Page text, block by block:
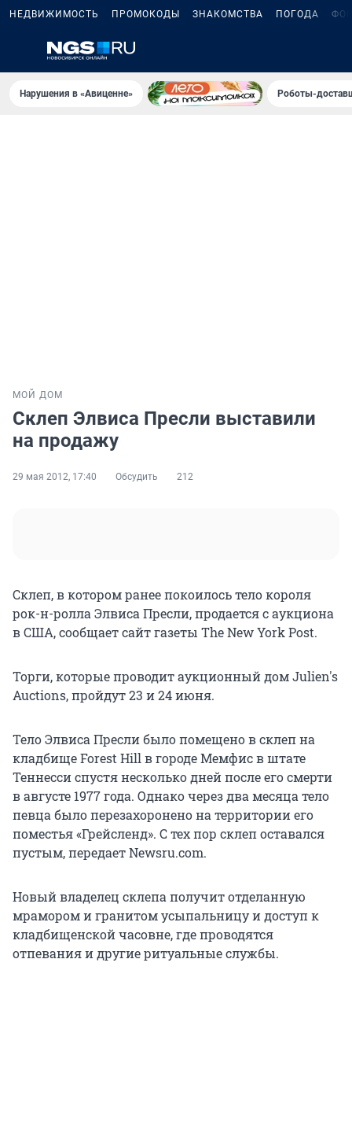
НЕДВИЖИМОСТЬ ПРОМОКОДЫ ЗНАКОМСТВА ПОГОДА
Нарушения в «Авиценне» Роботы-
МОЙ ДОМ
Склеп Элвиса Пресли выставили
на продажу
29 мая 2012, 17:40 Обсудить 212
Склеп, в котором ранее покоилось тело короля
рок-н-ролла Элвиса Пресли, продается с аукциона
в США, сообщает сайт газеты The New York Post.
Торги, которые проводит аукционный дом Julien's
Auctions, пройдут 23 и 24 июня.
Тело Элвиса Пресли было помещено в склеп на
кладбище Forest Hill в городе Мемфис в штате
Теннесси спустя несколько дней после его смерти
в августе 1977 года. Однако через два месяца тело
певца было перезахоронено на территории его
поместья «Грейсленд». С тех пор склеп оставался
пустым, передает Newsru.com.
Новый владелец склепа получит отделанную
мрамором и гранитом усыпальницу и доступ к
кладбищенской часовне, где проводятся
отпевания и другие ритуальные службы.